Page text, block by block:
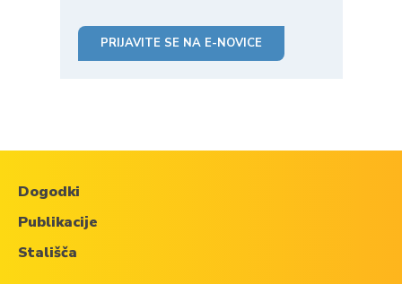
PRIJAVITE SE NA E-NOVICE
Dogodki
Publikacije
Stališča